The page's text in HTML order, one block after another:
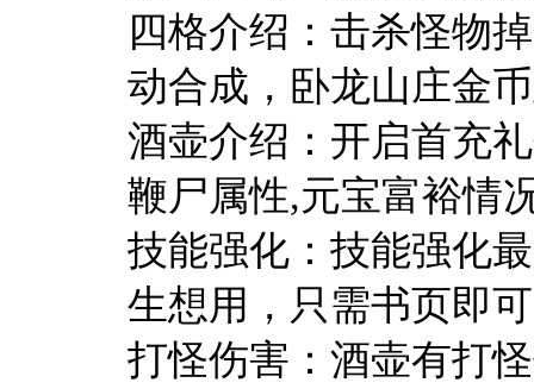
四格介绍：击杀怪物
动合成，卧龙山庄金
酒壶介绍：开启首充
鞭尸属性,元宝富裕情
技能强化：技能强化
生想用，只需书页即
打怪伤害：酒壶有打